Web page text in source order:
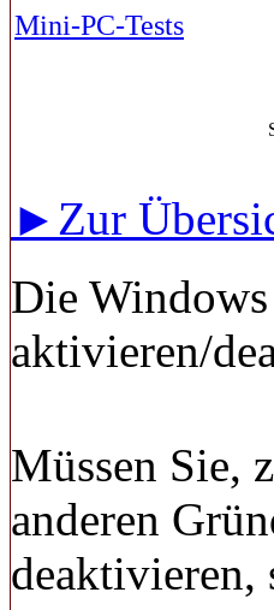
Mini-PC-Tests
►Zur
Die
aktivieren/
Müssen Sie,
anderen